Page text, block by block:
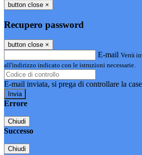
button close ×
Recupero password
button close ×
E-mail Verrà
all'indirizzo indicato con le istruzioni necessarie.
E-mail inviata, si prega di controllare la
Errore
Chiudi
Successo
Chiudi